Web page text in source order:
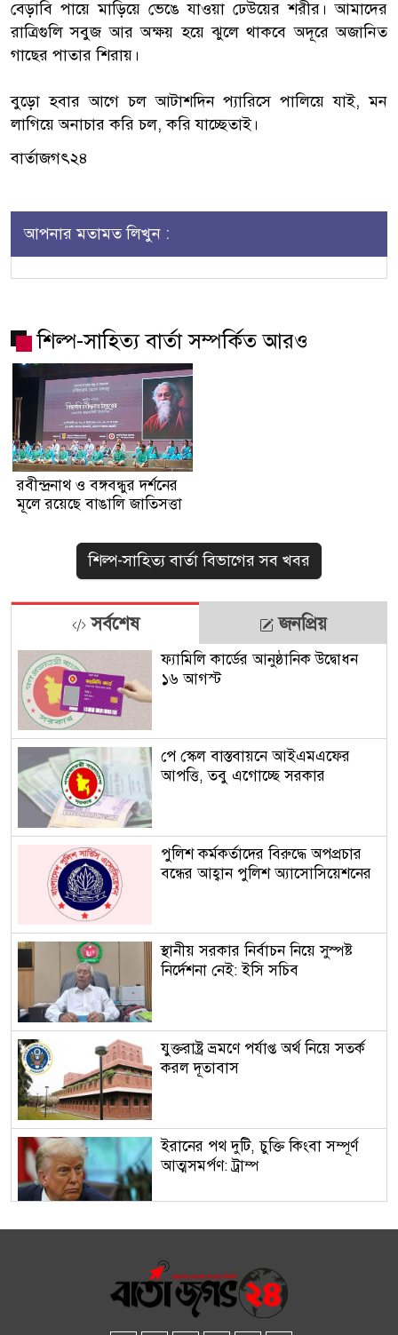
বেড়াবি পায়ে মাড়িয়ে ভেঙে যাওয়া ঢেউয়ের শরীর। আমাদের
রাত্রিগুলি সবুজ আর অক্ষয় হয়ে ঝুলে থাকবে অদূরে অজানিত
গাছের পাতার শিরায়।
বুড়ো হবার আগে চল আটাশদিন প্যারিসে পালিয়ে যাই, মন
লাগিয়ে অনাচার করি চল, করি যাচ্ছেতাই।
বার্তাজগৎ২৪
আপনার মতামত লিখুন :
শিল্প-সাহিত্য বার্তা সম্পর্কিত আরও
রবীন্দ্রনাথ ও বঙ্গবন্ধুর দর্শনের
মূলে রয়েছে বাঙালি জাতিসত্তা
শিল্প-সাহিত্য বার্তা বিভাগের সব খবর
সর্বশেষ জনপ্রিয়
ফ্যামিলি কার্ডের আনুষ্ঠানিক উদ্বোধন
১৬ আগস্ট
পে স্কেল বাস্তবায়নে আইএমএফের
আপত্তি, তবু এগোচ্ছে সরকার
পুলিশ কর্মকর্তাদের বিরুদ্ধে অপপ্রচার
বন্ধের আহ্বান পুলিশ অ্যাসোসিয়েশনের
স্থানীয় সরকার নির্বাচন নিয়ে সুস্পষ্ট
নির্দেশনা নেই: ইসি সচিব
যুক্তরাষ্ট্র ভ্রমণে পর্যাপ্ত অর্থ নিয়ে সতর্ক
করল দূতাবাস
ইরানের পথ দুটি, চুক্তি কিংবা সম্পূর্ণ
আত্মসমর্পণ: ট্রাম্প
রপ্তানিতে ধাক্কা